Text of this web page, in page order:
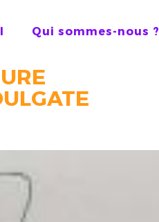
Qui sommes-nous ?